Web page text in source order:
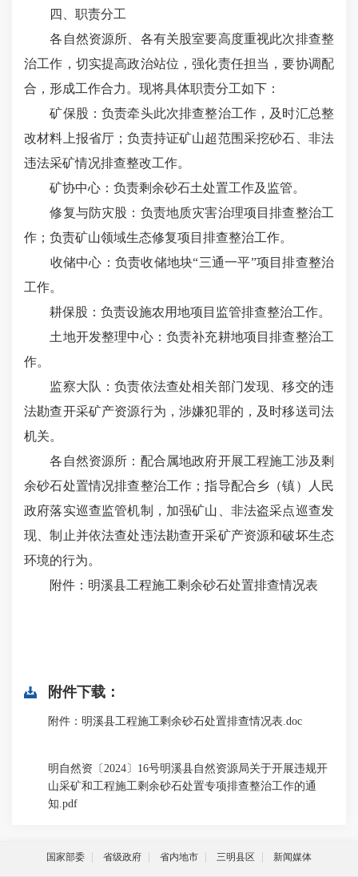
四、职责分工
各自然资源所、各有关股室要高度重视此次排查整
治工作，切实提高政治站位，强化责任担当，要协调配
合，形成工作合力。现将具体职责分工如下：
矿保股：负责牵头此次排查整治工作，及时汇总整
改材料上报省厅；负责持证矿山超范围采挖砂石、非法
违法采矿情况排查整改工作。
矿协中心：负责剩余砂石土处置工作及监管。
修复与防灾股：负责地质灾害治理项目排查整治工
作；负责矿山领域生态修复项目排查整治工作。
收储中心：负责收储地块“三通一平”项目排查整治
工作。
耕保股：负责设施农用地项目监管排查整治工作。
土地开发整理中心：负责补充耕地项目排查整治工
作。
监察大队：负责依法查处相关部门发现、移交的违
法勘查开采矿产资源行为，涉嫌犯罪的，及时移送司法
机关。
各自然资源所：配合属地政府开展工程施工涉及剩
余砂石处置情况排查整治工作；指导配合乡（镇）人民
政府落实巡查监管机制，加强矿山、非法盗采点巡查发
现、制止并依法查处违法勘查开采矿产资源和破坏生态
环境的行为。
附件：明溪县工程施工剩余砂石处置排查情况表
附件下载：
附件：明溪县工程施工剩余砂石处置排查情况表.doc
明自然资〔2024〕16号明溪县自然资源局关于开展违规开
山采矿和工程施工剩余砂石处置专项排查整治工作的通
知.pdf
国家部委 省级政府 省内地市 三明县区 新闻媒体